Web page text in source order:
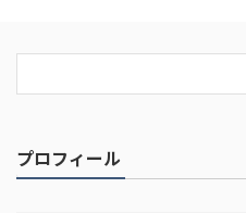
プロフィール